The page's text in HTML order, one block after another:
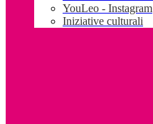
YouLeo - Instagram
Iniziative culturali